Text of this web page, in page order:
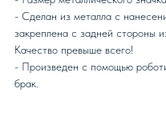
- Сделан из металла с
закреплена с задней стороны
Качество превыше всего!
- Произведен с помощью
брак.